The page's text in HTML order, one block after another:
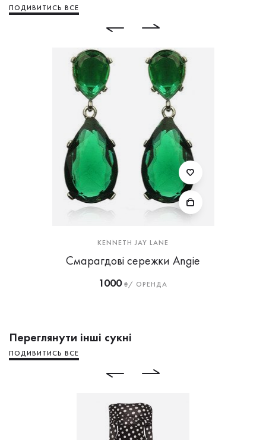
ПОДИВИТИСЬ ВСЕ
KENNETH JAY LANE
Смарагдові сережки Angie
1000₴/ ОРЕНДА
Переглянути інші сукні
ПОДИВИТИСЬ ВСЕ